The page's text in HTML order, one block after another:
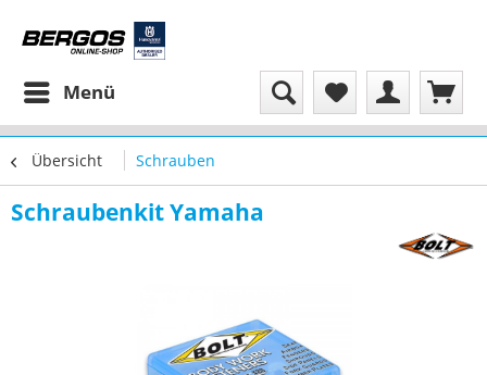
Menü
Übersicht Schrauben
Schraubenkit Yamaha